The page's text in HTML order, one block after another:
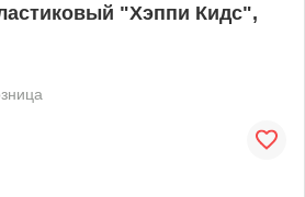
"Хэппи Кидс",